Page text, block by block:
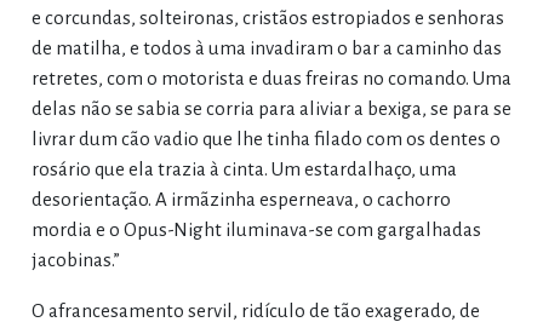
e corcundas, solteironas, cristãos estropiados e senhoras
de matilha, e todos à uma invadiram o bar a caminho das
retretes, com o motorista e duas freiras no comando. Uma
delas não se sabia se corria para aliviar a bexiga, se para se
livrar dum cão vadio que lhe tinha filado com os dentes o
rosário que ela trazia à cinta. Um estardalhaço, uma
desorientação. A irmãzinha esperneava, o cachorro
mordia e o Opus-Night iluminava-se com gargalhadas
jacobinas.”
O afrancesamento servil, ridículo de tão exagerado, de